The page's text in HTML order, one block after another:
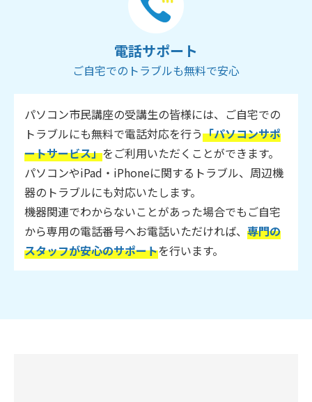
電話サポート
ご自宅でのトラブルも無料で安心
パソコン市民講座の受講生の皆様には、ご自宅での
トラブルにも無料で電話対応を行う「パソコンサポ
ートサービス」をご利用いただくことができます。
パソコンやiPad・iPhoneに関するトラブル、周辺機
器のトラブルにも対応いたします。
機器関連でわからないことがあった場合でもご自宅
から専用の電話番号へお電話いただければ、 専門の
スタッフが安心のサポートを行います。